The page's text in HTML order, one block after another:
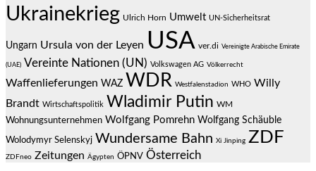
Ukrainekrieg Ulrich Horn Umwelt UN-Sicherheitsrat
Ungarn Ursula von der Leyen USA ver.di Vereinigte Arabische Emirate
(UAE) Vereinte Nationen (UN) Volkswagen AG Völkerrecht
Waffenlieferungen WAZ WDR Westfalenstadion WHO Willy
Brandt Wirtschaftspolitik Wladimir Putin WM
Wohnungsunternehmen Wolfgang Pomrehn Wolfgang Schäuble
Wolodymyr Selenskyj Wundersame Bahn Xi Jinping ZDF
ZDFneo Zeitungen Ägypten ÖPNV Österreich